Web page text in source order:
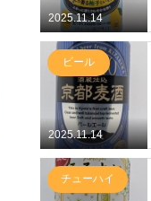
2025.11.14
2025.11.14
ビール
チューハイ